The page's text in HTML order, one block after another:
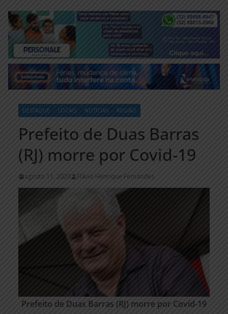
DESTAQUE LOCAIS NOTÍCIAS REGIÃO
Prefeito de Duas Barras
(RJ) morre por Covid-19
agosto 11, 2020 Flávio Henrique Fernandes
Prefeito de Duas Barras (RJ) morre por Covid-19